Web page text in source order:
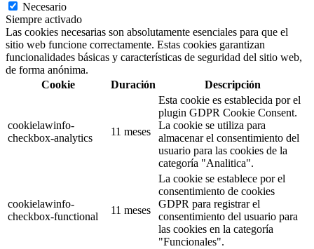
Necesario
Siempre activado
Las cookies necesarias son absolutamente esenciales para que el
sitio web funcione correctamente. Estas cookies garantizan
funcionalidades básicas y características de seguridad del sitio web,
de forma anónima.
Cookie
Duración Descripción
cookielawinfo-
checkbox-analytics
11 meses
Esta cookie es establecida por el
plugin GDPR Cookie Consent.
La cookie se utiliza para
almacenar el consentimiento del
usuario para las cookies de la
categoría "Analitica".
cookielawinfo-
checkbox-functional
11 meses
La cookie se establece por el
consentimiento de cookies
GDPR para registrar el
consentimiento del usuario para
las cookies en la categoría
"Funcionales".